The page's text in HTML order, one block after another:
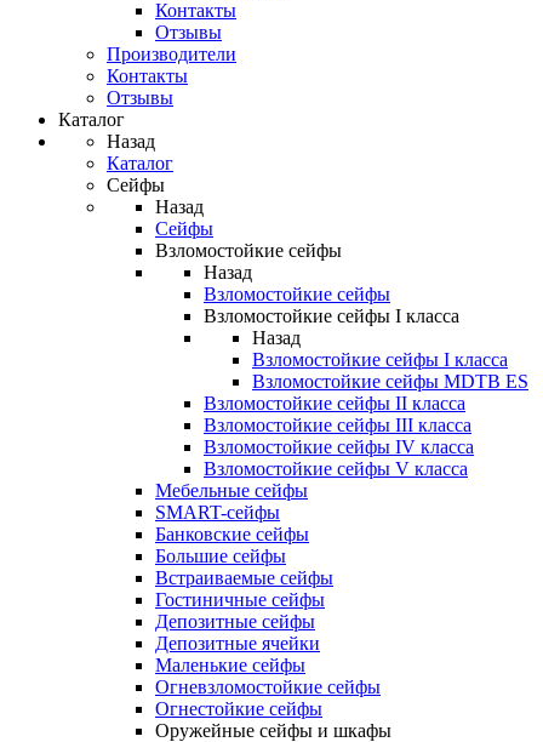
Контакты
Отзывы
Производители
Контакты
Отзывы
Каталог
Назад
Каталог
Сейфы
Назад
Сейфы
Взломостойкие сейфы
Назад
Взломостойкие сейфы
Взломостойкие сейфы I класса
Назад
Взломостойкие сейфы I класса
Взломостойкие сейфы MDTB ES
Взломостойкие сейфы II класса
Взломостойкие сейфы III класса
Взломостойкие сейфы IV класса
Взломостойкие сейфы V класса
Мебельные сейфы
SMART-сейфы
Банковские сейфы
Большие сейфы
Встраиваемые сейфы
Гостиничные сейфы
Депозитные сейфы
Депозитные ячейки
Маленькие сейфы
Огневзломостойкие сейфы
Огнестойкие сейфы
Оружейные сейфы и шкафы